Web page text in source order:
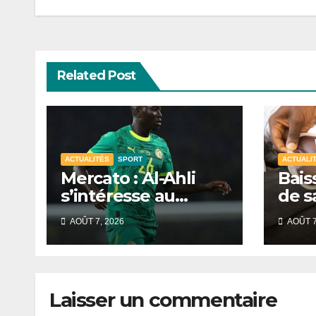
Related Post
ACTUALITÉS SPORT
Mercato : Al-Ahli
s’intéresse au
Sénégalais Pape
Guèye
AOÛT 7, 2026
de
de
AOÛT
Laisser un commentaire